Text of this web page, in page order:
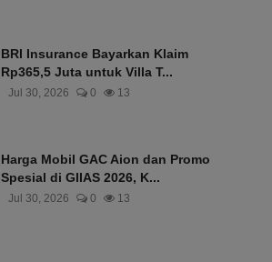
BRI Insurance Bayarkan Klaim
Rp365,5 Juta untuk Villa T...
Jul 30, 2026 0 13
Harga Mobil GAC Aion dan Promo
Spesial di GIIAS 2026, K...
Jul 30, 2026 0 13